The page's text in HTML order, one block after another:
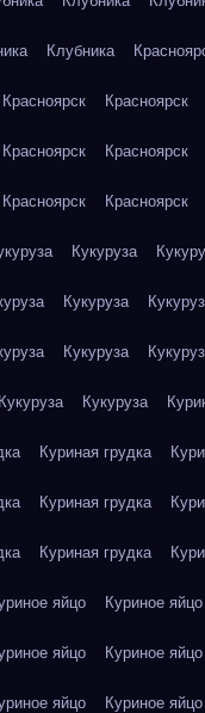
Клубника
Красноярск Красноярск
Красноярск Красноярск
Красноярск Красноярск
Кукуруза
Кукуруза
Кукуруза
Кукуруза Кукуруза
Куриная грудка
Куриная грудка
Куриная грудка
яйцо Куриное яйцо
яйцо Куриное яйцо
яйцо Куриное яйцо